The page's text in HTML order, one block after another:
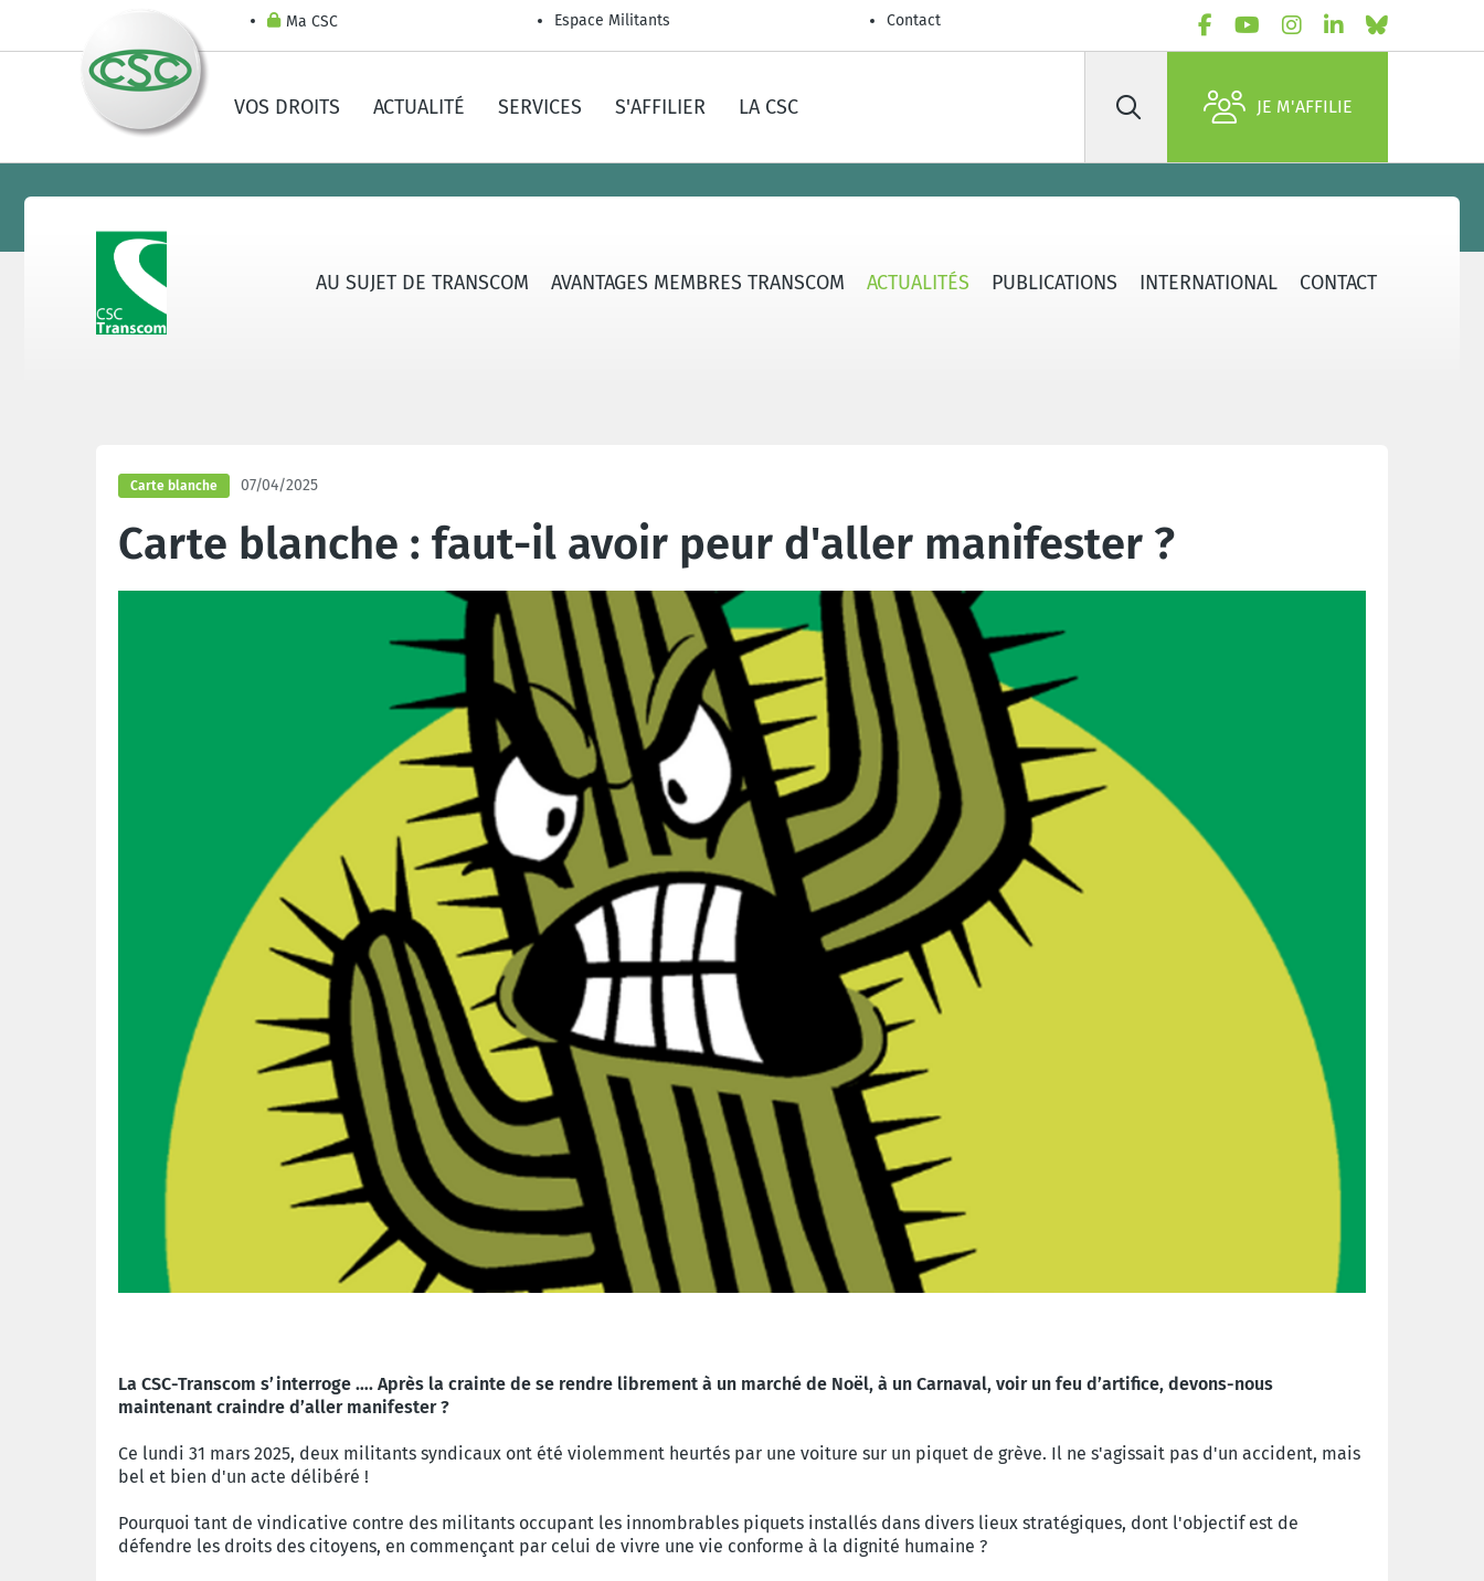
Ma CSC Espace Militants Contact
VOS DROITS ACTUALITÉ SERVICES S'AFFILIER LA CSC Rechercher JE M'AFFILIE
AU SUJET DE TRANSCOM AVANTAGES MEMBRES TRANSCOM ACTUALITÉS PUBLICATIONS INTERNATIONAL CONTACT
Carte blanche 07/04/2025
Carte blanche : faut-il avoir peur d'aller manifester ?
La CSC-Transcom s’interroge …. Après la crainte de se rendre librement à un marché de Noël, à un Carnaval, voir un feu d’artifice, devons-nous
maintenant craindre d’aller manifester ?
Ce lundi 31 mars 2025, deux militants syndicaux ont été violemment heurtés par une voiture sur un piquet de grève. Il ne s'agissait pas d'un accident, mais
bel et bien d'un acte délibéré !
Pourquoi tant de vindicative contre des militants occupant les innombrables piquets installés dans divers lieux stratégiques, dont l'objectif est de
défendre les droits des citoyens, en commençant par celui de vivre une vie conforme à la dignité humaine ?